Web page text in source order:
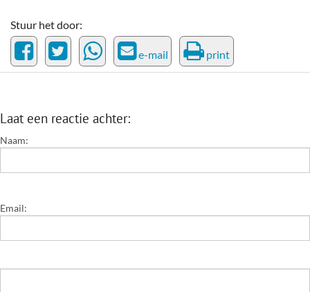
Stuur het door:
e-mail print
Laat een reactie achter:
Naam:
Email: